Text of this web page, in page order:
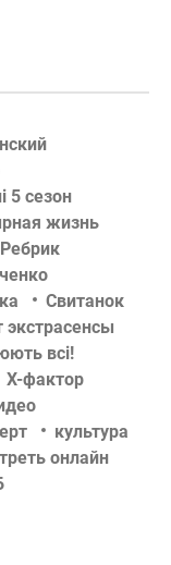
5 сезон
жизнь
Свитанок
экстрасенсы
всі!
Х-фактор
культура
онлайн